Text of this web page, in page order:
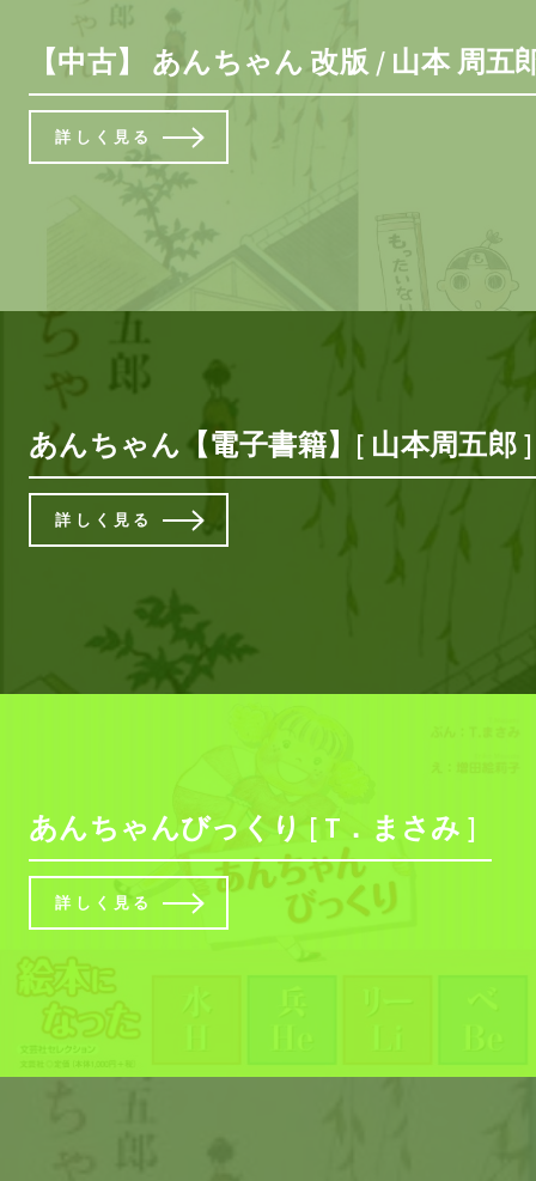
【中古】 あんちゃん 改版 / 山本 周
詳しく見る
あんちゃん【電子書籍】[ 山本周五郎 ]
詳しく見る
あんちゃんびっくり [ T．まさみ ]
詳しく見る